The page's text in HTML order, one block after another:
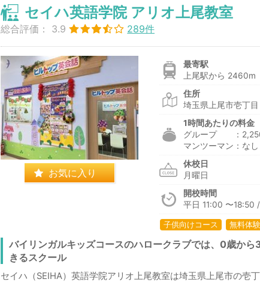
セイハ英語学院 アリオ上尾教室
総合評価： 3.9 289件
お気に入り
最寄駅
上尾駅から 2460m
住所
埼玉県上尾市壱丁
1時間あたりの料金
グループ ：
マンツーマン：なし
休校日
月曜日
開校時間
平日 11:00 〜18:50
子供向けコース 無料体験
バイリンガルキッズコースのハロークラブでは、0歳か
きるスクール
セイハ（SEIHA）英語学院アリオ上尾教室は埼玉県上尾市の壱